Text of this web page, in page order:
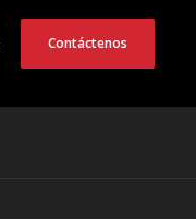
Contáctenos